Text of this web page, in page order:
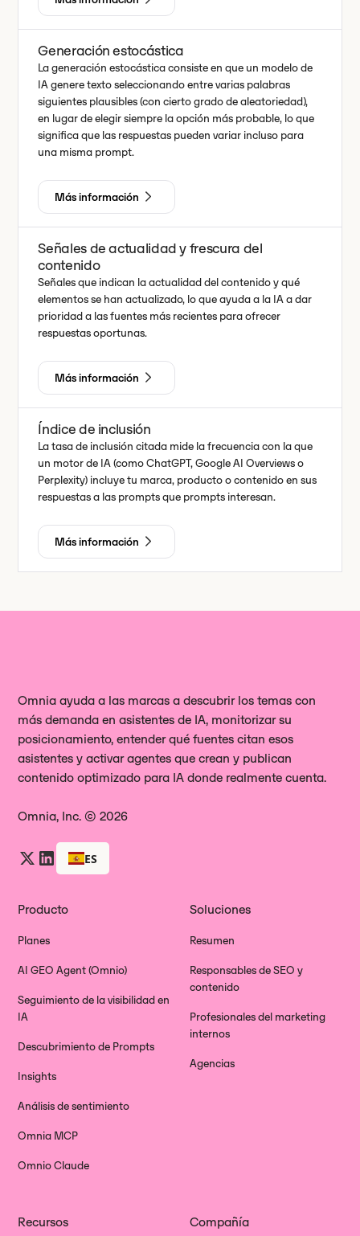
Generación estocástica
La generación estocástica consiste en que un modelo de
IA genere texto seleccionando entre varias palabras
siguientes plausibles (con cierto grado de aleatoriedad),
en lugar de elegir siempre la opción más probable, lo que
significa que las respuestas pueden variar incluso para
una misma prompt.
Más información
Señales de actualidad y frescura del
contenido
Señales que indican la actualidad del contenido y qué
elementos se han actualizado, lo que ayuda a la IA a dar
prioridad a las fuentes más recientes para ofrecer
respuestas oportunas.
Más información
Índice de inclusión
La tasa de inclusión citada mide la frecuencia con la que
un motor de IA (como ChatGPT, Google AI Overviews o
Perplexity) incluye tu marca, producto o contenido en sus
respuestas a las prompts que prompts interesan.
Más información
Omnia ayuda a las marcas a descubrir los temas con
más demanda en asistentes de IA, monitorizar su
posicionamiento, entender qué fuentes citan esos
asistentes y activar agentes que crean y publican
contenido optimizado para IA donde realmente cuenta.
Omnia, Inc. © 2026
ES
Producto
Planes
AI GEO Agent (Omnio)
Seguimiento de la visibilidad en
IA
Descubrimiento de Prompts
Insights
Análisis de sentimiento
Omnia MCP
Omnio Claude
Soluciones
Resumen
Responsables de SEO y
contenido
Profesionales del marketing
internos
Agencias
Recursos Compañía